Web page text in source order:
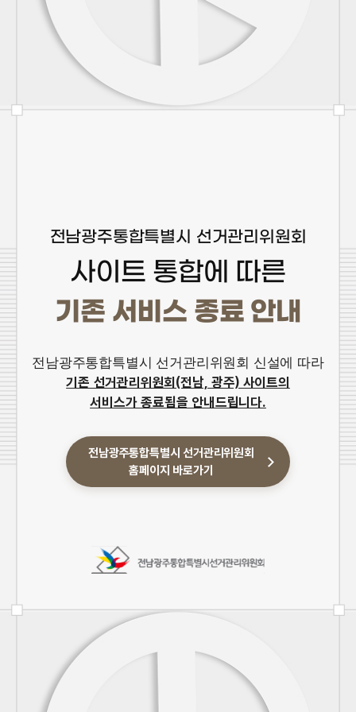
전남광주통합특별시 선거관리위원회
사이트 통합에 따른
기존 서비스 종료 안내
전남광주통합특별시 선거관리위원회 신설에 따라
기존 선거관리위원회(전남, 광주) 사이트의
서비스가 종료됨을 안내드립니다.
전남광주통합특별시 선거관리위원회
홈페이지 바로가기